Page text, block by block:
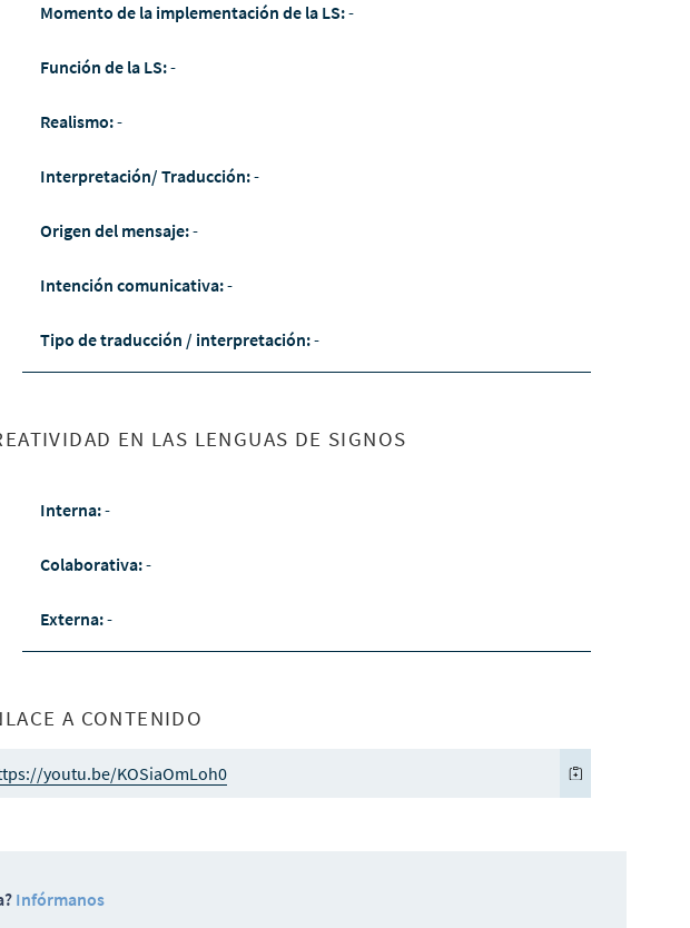
Momento de la implementación de la LS:-
Función de la LS:-
Realismo:-
Interpretación/ Traducción:-
Origen del mensaje:-
Intención comunicativa:-
Tipo de traducción / interpretación:-
EN LAS LENGUAS DE SIGNOS
Interna:-
Colaborativa:-
Externa:-
A CONTENIDO
youtu.be/KOSiaOmLoh0
Infórmanos